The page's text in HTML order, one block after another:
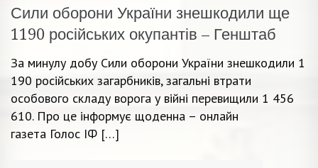
Сили оборони України знешкодили ще
1190 російських окупантів – Генштаб
За минулу добу Сили оборони України знешкодили 1
190 російських загарбників, загальні втрати
особового складу ворога у війні перевищили 1 456
610. Про це інформує щоденна – онлайн
газета Голос ІФ […]